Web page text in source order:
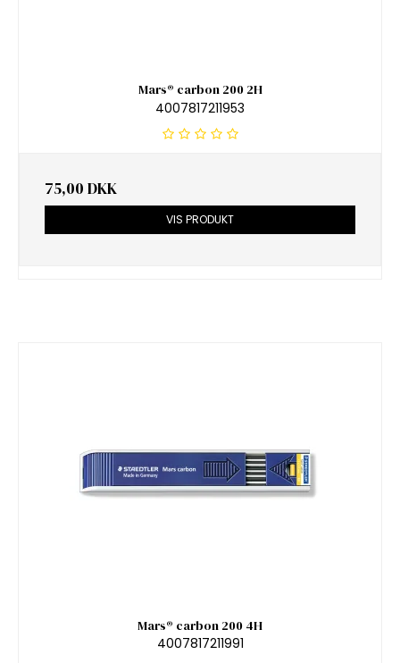
Mars® carbon 200 2H
4007817211953
75,00 DKK
VIS PRODUKT
Mars® carbon 200 4H
4007817211991